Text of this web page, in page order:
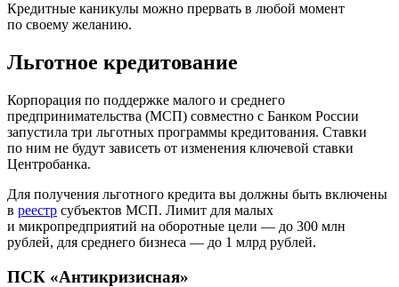
Кредитные каникулы можно прервать в любой момент
по своему желанию.
Льготное кредитование
Корпорация по поддержке малого и среднего
предпринимательства (МСП) совместно с Банком России
запустила три льготных программы кредитования. Ставки
по ним не будут зависеть от изменения ключевой ставки
Центробанка.
Для получения льготного кредита вы должны быть включены
в реестр субъектов МСП. Лимит для малых
и микропредприятий на оборотные цели — до 300 млн
рублей, для среднего бизнеса — до 1 млрд рублей.
ПСК «Антикризисная»